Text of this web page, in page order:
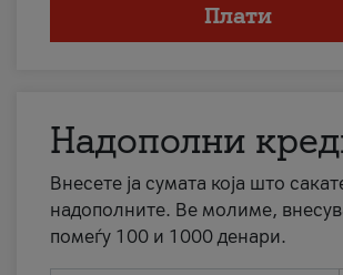
Плати
Надополни
Внесете ја сумата која што
надополните. Ве молиме,
помеѓу 100 и 1000 денари.